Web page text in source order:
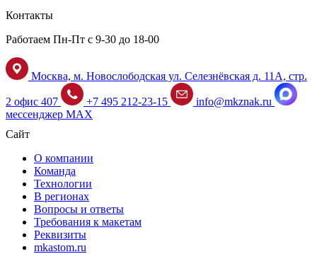
Контакты
Работаем Пн-Пт с 9-30 до 18-00
Москва, м. Новослободская ул. Селезнёвская д. 11А, стр.
2 офис 407 +7 495 212-23-15
info@mkznak.ru
мессенджер MAX
Сайт
О компании
Команда
Технологии
В регионах
Вопросы и ответы
Требования к макетам
Реквизиты
mkastom.ru